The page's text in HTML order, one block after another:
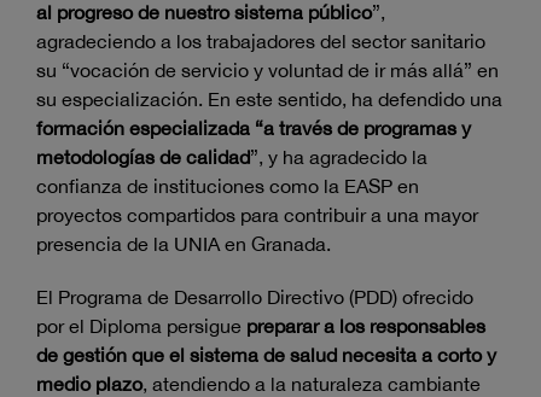
al progreso de nuestro sistema público”,
agradeciendo a los trabajadores del sector sanitario
su “vocación de servicio y voluntad de ir más allá” en
su especialización. En este sentido, ha defendido una
formación especializada “a través de programas y
metodologías de calidad”, y ha agradecido la
confianza de instituciones como la EASP en
proyectos compartidos para contribuir a una mayor
presencia de la UNIA en Granada.
El Programa de Desarrollo Directivo (PDD) ofrecido
por el Diploma persigue preparar a los responsables
de gestión que el sistema de salud necesita a corto y
medio plazo, atendiendo a la naturaleza cambiante